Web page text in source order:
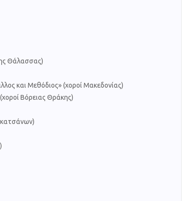
Θάλασσας)
και Μεθόδιος» (χοροί Μακεδονίας)
Βόρειας Θράκης)